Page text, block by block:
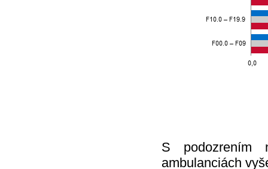
S podozrením
ambulanciách